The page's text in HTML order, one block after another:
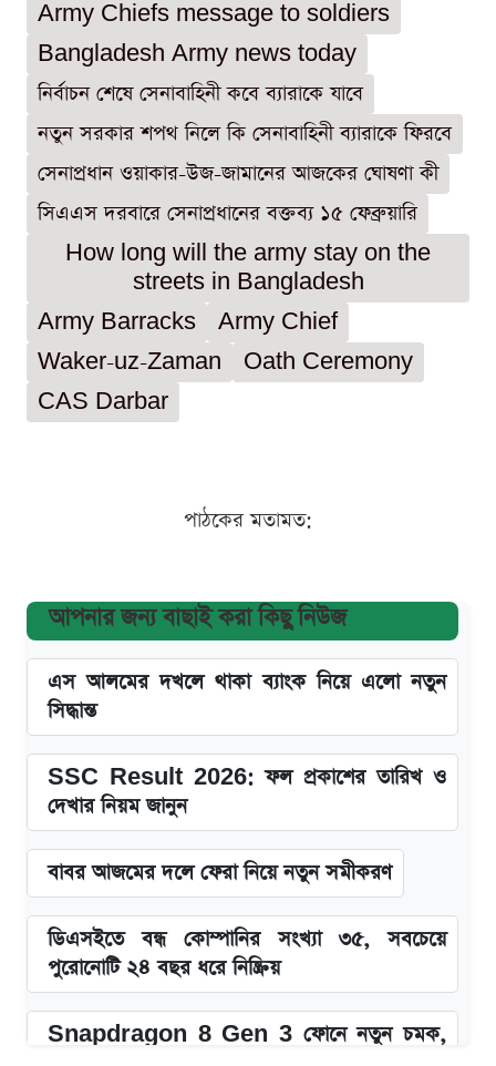
Army Chiefs message to soldiers
Bangladesh Army news today
নির্বাচন শেষে সেনাবাহিনী কবে ব্যারাকে যাবে
নতুন সরকার শপথ নিলে কি সেনাবাহিনী ব্যারাকে ফিরবে
সেনাপ্রধান ওয়াকার-উজ-জামানের আজকের ঘোষণা কী
সিএএস দরবারে সেনাপ্রধানের বক্তব্য ১৫ ফেব্রুয়ারি
How long will the army stay on the
streets in Bangladesh
Army Barracks
Army Chief
Waker-uz-Zaman
Oath Ceremony
CAS Darbar
পাঠকের মতামত:
আপনার জন্য বাছাই করা কিছু নিউজ
এস আলমের দখলে থাকা ব্যাংক নিয়ে এলো নতুন
সিদ্ধান্ত
SSC Result 2026: ফল প্রকাশের তারিখ ও
দেখার নিয়ম জানুন
বাবর আজমের দলে ফেরা নিয়ে নতুন সমীকরণ
ডিএসইতে বন্ধ কোম্পানির সংখ্যা ৩৫, সবচেয়ে
পুরোনোটি ২৪ বছর ধরে নিষ্ক্রিয়
Snapdragon 8 Gen 3 ফোনে নতুন চমক,